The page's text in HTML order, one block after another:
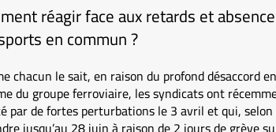
réagir face aux retards et
en commun ?
chacun le sait, en raison du profond désaccord
du groupe ferroviaire, les syndicats ont
par de fortes perturbations le 3 avril et qui,